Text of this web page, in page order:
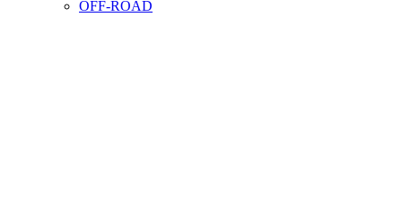
OFF-ROAD